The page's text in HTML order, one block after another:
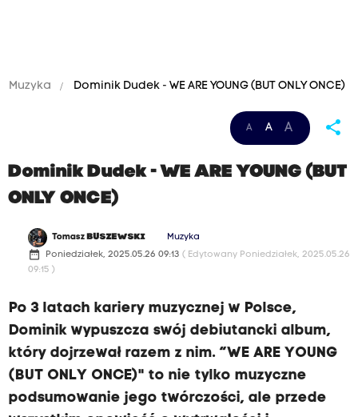
Muzyka Dominik Dudek - WE ARE YOUNG (BUT ONLY ONCE)
A A A share
Dominik Dudek - WE ARE YOUNG (BUT
ONLY ONCE)
Tomasz BUSZEWSKI Muzyka
date_range Poniedziałek, 2025.05.26 09:13 ( Edytowany Poniedziałek, 2025.05.26
09:15 )
Po 3 latach kariery muzycznej w Polsce,
Dominik wypuszcza swój debiutancki album,
który dojrzewał razem z nim. “WE ARE YOUNG
(BUT ONLY ONCE)" to nie tylko muzyczne
podsumowanie jego twórczości, ale przede